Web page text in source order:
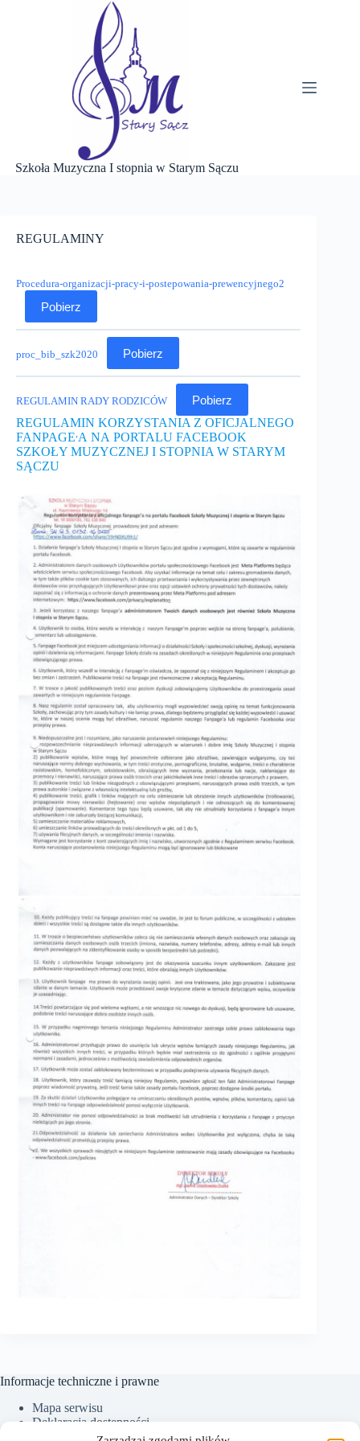
Szkoła Muzyczna I stopnia w Starym Sączu
REGULAMINY
Procedura-organizacji-pracy-i-postepowania-prewencyjnego2
Pobierz
proc_bib_szk2020 Pobierz
REGULAMIN RADY RODZICÓW
Pobierz
REGULAMIN KORZYSTANIA Z OFICJALNEGO
FANPAGE,A NA PORTALU FACEBOOK
SZKOŁY MUZYCZNEJ I STOPNIA W STARYM
SĄCZU
Informacje techniczne i prawne
Mapa serwisu
Deklaracja dostępności
Ochrona Danych Osobowych